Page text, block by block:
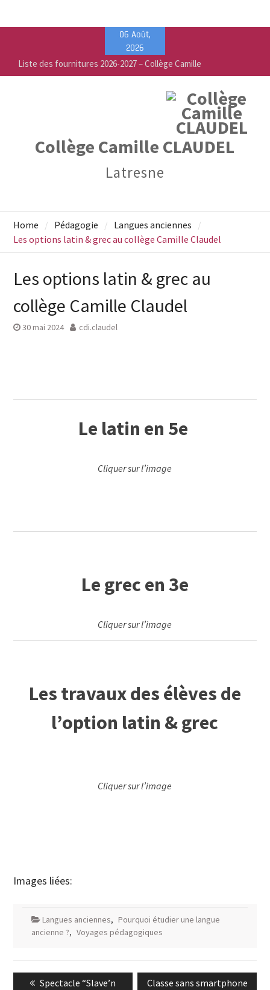
content
06 Août,
2026
Liste des fournitures 2026-2027 – Collège Camille
Claudel
Vente de fournitures scolaires – PEEP & Bureau
Calendrier de rentrée pour les élèves – Année
Collège Camille CLAUDEL
Latresne
Home Pédagogie
Langues anciennes
Les options latin & grec au collège Camille Claudel
Les options latin & grec au
collège Camille Claudel
30 mai 2024 cdi.claudel
Le latin en 5e
Cliquer sur l’image
Le grec en 3e
Cliquer sur l’image
Les travaux des élèves de
l’option latin & grec
Cliquer sur l’image
Images liées:
Langues anciennes, Pourquoi étudier une langue
ancienne ?, Voyages pédagogiques
Navigation
Previous
Spectacle “Slave’n
Next
Classe sans smartphone